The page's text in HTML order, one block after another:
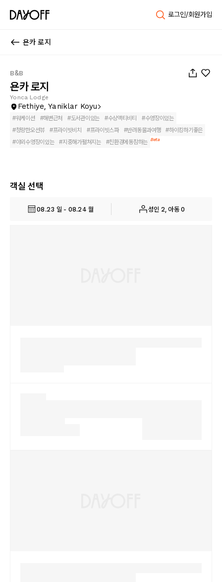
로그인/회원가입
욘카 로지
B&B
욘카 로지
Yonca Lodge
Fethiye, Yaniklar Koyu
#워케이션 #해변근처 #도서관이있는 #수상액티비티 #수영장이있는
#청량한오션뷰 #프라이빗비치 #프라이빗스파 #반려동물과여행 #하이킹하기좋은
#야외수영장이있는 #지중해가펼쳐지는 #친환경에동참하는 Beta
객실 선택
08.23 일 - 08.24 월 성인 2, 아동 0